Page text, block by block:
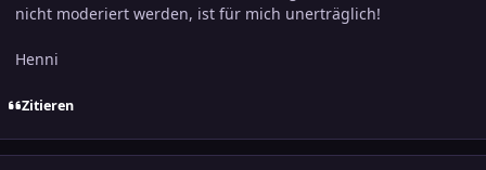
nicht moderiert werden, ist für mich unerträglich!
Henni
Zitieren